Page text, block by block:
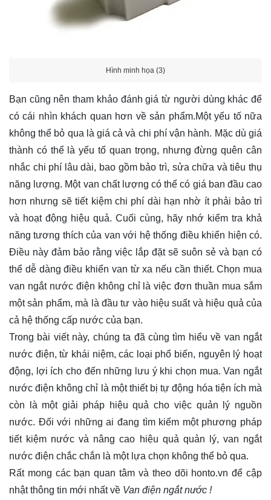
Hình minh họa (3)
Bạn cũng nên tham khảo đánh giá từ người dùng khác để
có cái nhìn khách quan hơn về sản phẩm.Một yếu tố nữa
không thể bỏ qua là giá cả và chi phí vận hành. Mặc dù giá
thành có thể là yếu tố quan trọng, nhưng đừng quên cân
nhắc chi phí lâu dài, bao gồm bảo trì, sửa chữa và tiêu thụ
năng lượng. Một van chất lượng có thể có giá ban đầu cao
hơn nhưng sẽ tiết kiệm chi phí dài hạn nhờ ít phải bảo trì
và hoạt động hiệu quả. Cuối cùng, hãy nhớ kiểm tra khả
năng tương thích của van với hệ thống điều khiển hiện có.
Điều này đảm bảo rằng việc lắp đặt sẽ suôn sẻ và bạn có
thể dễ dàng điều khiển van từ xa nếu cần thiết. Chọn mua
van ngắt nước điện không chỉ là việc đơn thuần mua sắm
một sản phẩm, mà là đầu tư vào hiệu suất và hiệu quả của
cả hệ thống cấp nước của bạn.
Trong bài viết này, chúng ta đã cùng tìm hiểu về van ngắt
nước điện, từ khái niệm, các loại phổ biến, nguyên lý hoạt
động, lợi ích cho đến những lưu ý khi chọn mua. Van ngắt
nước điện không chỉ là một thiết bị tự động hóa tiện ích mà
còn là một giải pháp hiệu quả cho việc quản lý nguồn
nước. Đối với những ai đang tìm kiếm một phương pháp
tiết kiệm nước và nâng cao hiệu quả quản lý, van ngắt
nước điện chắc chắn là một lựa chọn không thể bỏ qua.
Rất mong các bạn quan tâm và theo dõi honto.vn để cập
nhật thông tin mới nhất về Van điện ngắt nước !